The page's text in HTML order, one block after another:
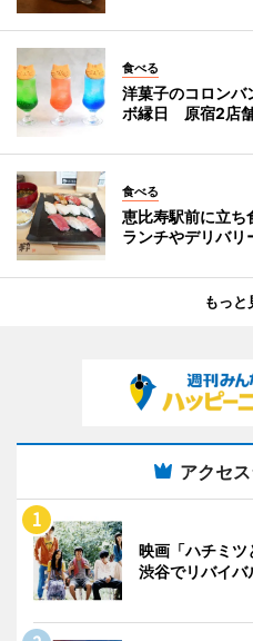
食べる
洋菓子のコロンバ
ボ縁日 原宿2店
食べる
恵比寿駅前に立
ランチやデリバリ
もっと
アクセ
映画「ハチミツ
渋谷でリバイバ